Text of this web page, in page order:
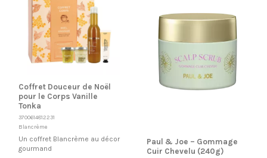
Coffret Douceur de Noël
pour le Corps Vanille
Tonka
3700614812231
Blancrème
Un coffret Blancrème au décor
gourmand
Paul & Joe – Gommage
Cuir Chevelu (240g)